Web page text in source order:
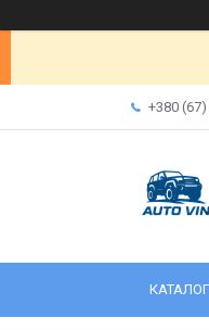
+380